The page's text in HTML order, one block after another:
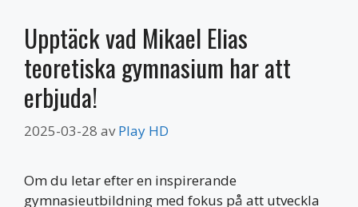
Upptäck vad Mikael Elias
teoretiska gymnasium har att
erbjuda!
2025-03-28 avPlay HD
Om du letar efter en inspirerande
gymnasieutbildning med fokus på att utveckla